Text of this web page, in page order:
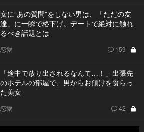
女に“あの質問”をしない男は、「ただの友
達」に一瞬で格下げ。デートで絶対に触れ
るべき話題とは
恋愛 159
「途中で放り出されるなんて…！」出張先
のホテルの部屋で、男からお預けを食らっ
た美女
恋愛 42